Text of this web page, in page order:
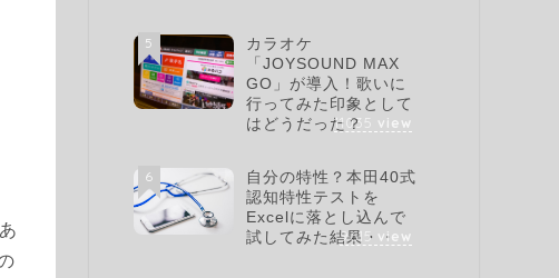
5
カラオケ
「JOYSOUND MAX
GO」が導入！歌いに
行ってみた印象として
はどうだった？
11035 view
6
自分の特性？本田40式
認知特性テストを
Excelに落とし込んで
試してみた結果・・
9615 view